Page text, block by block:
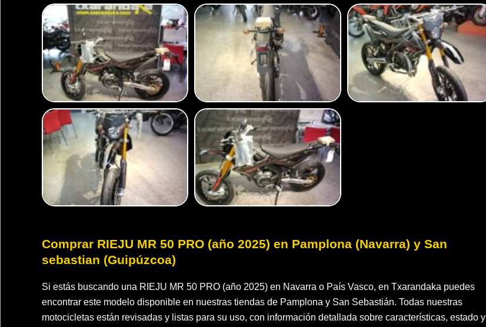
Comprar RIEJU MR 50 PRO (año 2025) en Pamplona (Navarra) y San
sebastian (Guipúzcoa)
Si estás buscando una RIEJU MR 50 PRO (año 2025) en Navarra o País Vasco, en Txarandaka puedes
encontrar este modelo disponible en nuestras tiendas de Pamplona y San Sebastián. Todas nuestras
motocicletas están revisadas y listas para su uso, con información detallada sobre características, estado y